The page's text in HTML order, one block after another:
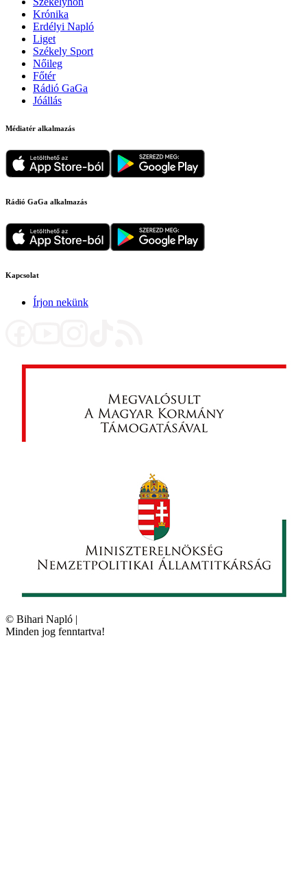
Krónika
Erdélyi Napló
Liget
Székely Sport
Nőileg
Főtér
Rádió GaGa
Jóállás
Médiatér alkalmazás
Rádió GaGa alkalmazás
Kapcsolat
Írjon nekünk
© Bihari Napló |
Minden jog fenntartva!